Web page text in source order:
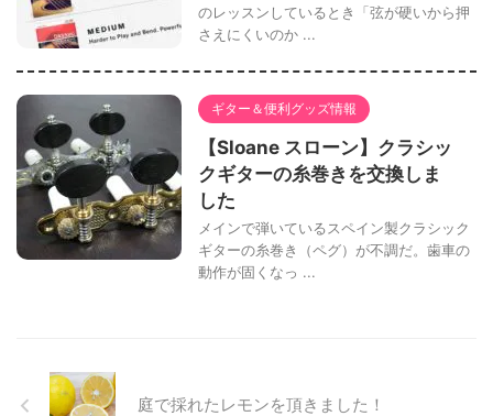
のレッスンしているとき「弦が硬いから押
さえにくいのか ...
ギター＆便利グッズ情報
【Sloane スローン】クラシッ
クギターの糸巻きを交換しま
した
メインで弾いているスペイン製クラシック
ギターの糸巻き（ペグ）が不調だ。歯車の
動作が固くなっ ...
庭で採れたレモンを頂きました！